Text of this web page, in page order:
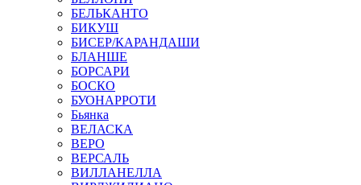
БЕЛЬКАНТО
БИКУШ
БИСЕР/КАРАНДАШИ
БЛАНШЕ
БОРСАРИ
БОСКО
БУОНАРРОТИ
Бьянка
ВЕЛАСКА
ВЕРО
ВЕРСАЛЬ
ВИЛЛАНЕЛЛА